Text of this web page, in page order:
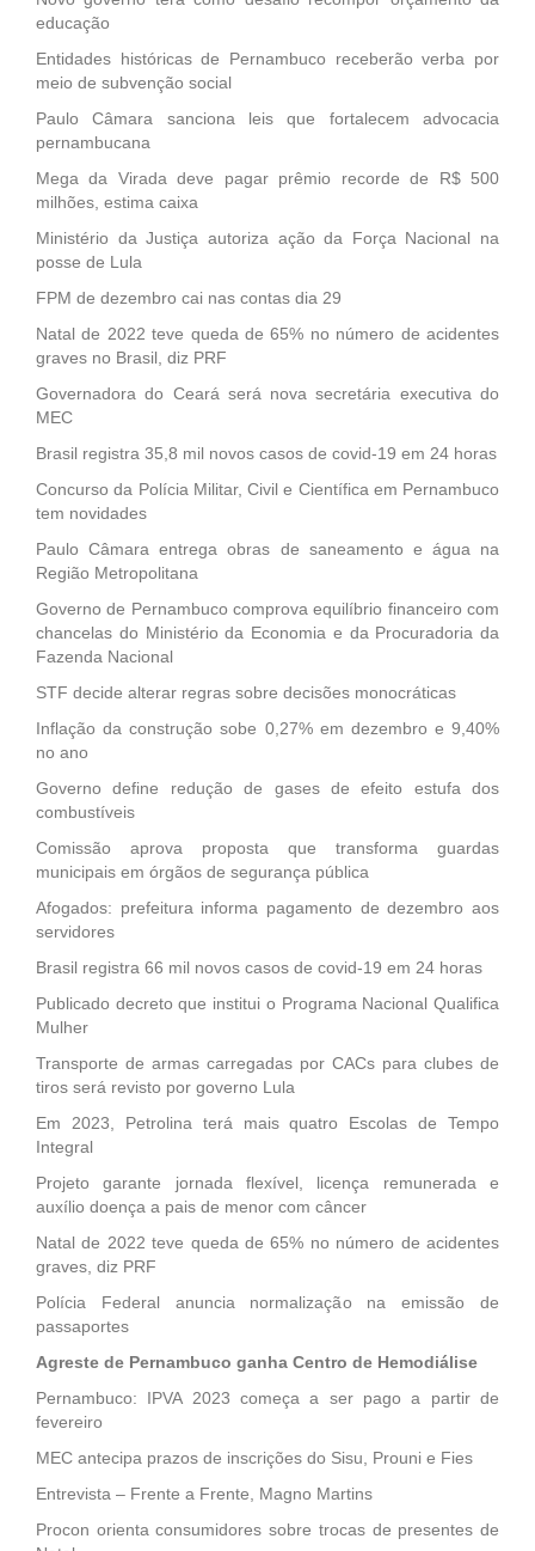
educação
Entidades históricas de Pernambuco receberão verba por
meio de subvenção social
Paulo Câmara sanciona leis que fortalecem advocacia
pernambucana
Mega da Virada deve pagar prêmio recorde de R$ 500
milhões, estima caixa
Ministério da Justiça autoriza ação da Força Nacional na
posse de Lula
FPM de dezembro cai nas contas dia 29
Natal de 2022 teve queda de 65% no número de acidentes
graves no Brasil, diz PRF
Governadora do Ceará será nova secretária executiva do
MEC
Brasil registra 35,8 mil novos casos de covid-19 em 24 horas
Concurso da Polícia Militar, Civil e Científica em Pernambuco
tem novidades
Paulo Câmara entrega obras de saneamento e água na
Região Metropolitana
Governo de Pernambuco comprova equilíbrio financeiro com
chancelas do Ministério da Economia e da Procuradoria da
Fazenda Nacional
STF decide alterar regras sobre decisões monocráticas
Inflação da construção sobe 0,27% em dezembro e 9,40%
no ano
Governo define redução de gases de efeito estufa dos
combustíveis
Comissão aprova proposta que transforma guardas
municipais em órgãos de segurança pública
Afogados: prefeitura informa pagamento de dezembro aos
servidores
Brasil registra 66 mil novos casos de covid-19 em 24 horas
Publicado decreto que institui o Programa Nacional Qualifica
Mulher
Transporte de armas carregadas por CACs para clubes de
tiros será revisto por governo Lula
Em 2023, Petrolina terá mais quatro Escolas de Tempo
Integral
Projeto garante jornada flexível, licença remunerada e
auxílio doença a pais de menor com câncer
Natal de 2022 teve queda de 65% no número de acidentes
graves, diz PRF
Polícia Federal anuncia normalização na emissão de
passaportes
Agreste de Pernambuco ganha Centro de Hemodiálise
Pernambuco: IPVA 2023 começa a ser pago a partir de
fevereiro
MEC antecipa prazos de inscrições do Sisu, Prouni e Fies
Entrevista – Frente a Frente, Magno Martins
Procon orienta consumidores sobre trocas de presentes de